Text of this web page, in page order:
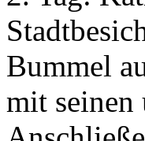
Bummel
mit seinen